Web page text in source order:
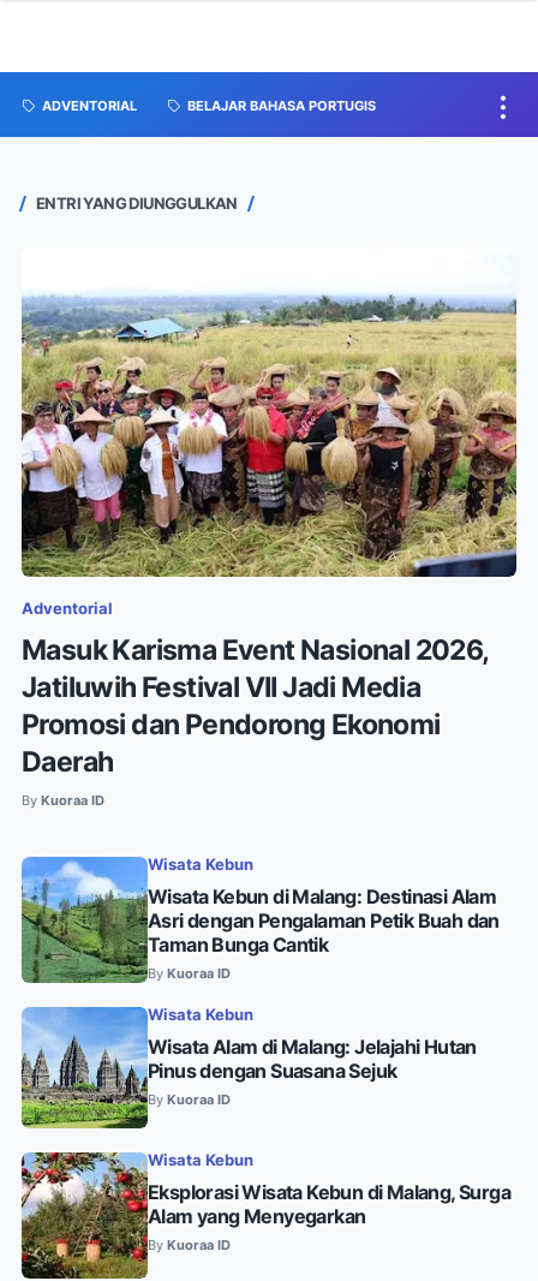
ADVENTORIAL BELAJAR BAHASA PORTUGIS
ENTRI YANG DIUNGGULKAN
Adventorial
Masuk Karisma Event Nasional 2026,
Jatiluwih Festival VII Jadi Media
Promosi dan Pendorong Ekonomi
Daerah
By Kuoraa ID
Wisata Kebun
Wisata Kebun di Malang: Destinasi Alam
Asri dengan Pengalaman Petik Buah dan
Taman Bunga Cantik
By Kuoraa ID
Wisata Kebun
Wisata Alam di Malang: Jelajahi Hutan
Pinus dengan Suasana Sejuk
By Kuoraa ID
Wisata Kebun
Eksplorasi Wisata Kebun di Malang, Surga
Alam yang Menyegarkan
By Kuoraa ID